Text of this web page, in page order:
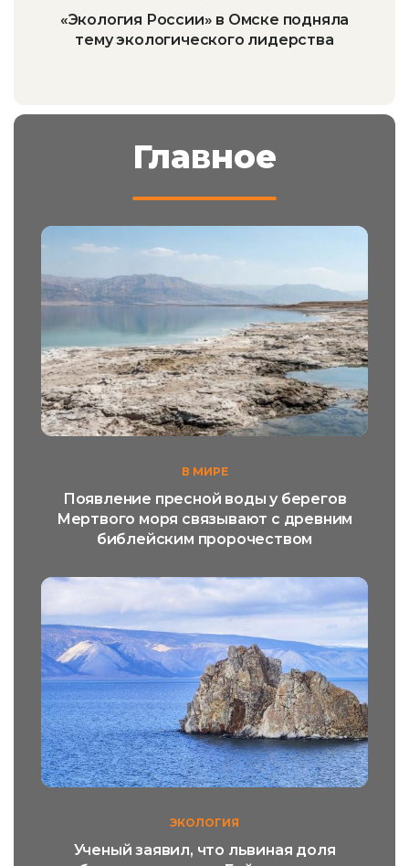
«Экология России» в Омске подняла
тему экологического лидерства
Главное
В МИРЕ
Появление пресной воды у берегов
Мертвого моря связывают с древним
библейским пророчеством
ЭКОЛОГИЯ
Ученый заявил, что львиная доля